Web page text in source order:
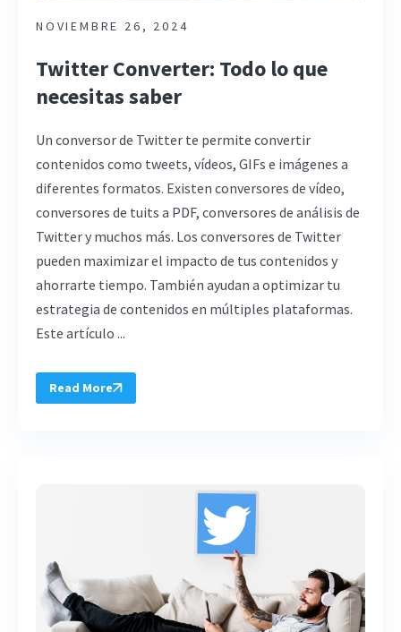
NOVIEMBRE 26, 2024
Twitter Converter: Todo lo que
necesitas saber
Un conversor de Twitter te permite convertir
contenidos como tweets, vídeos, GIFs e imágenes a
diferentes formatos. Existen conversores de vídeo,
conversores de tuits a PDF, conversores de análisis de
Twitter y muchos más. Los conversores de Twitter
pueden maximizar el impacto de tus contenidos y
ahorrarte tiempo. También ayudan a optimizar tu
estrategia de contenidos en múltiples plataformas.
Este artículo ...
Read More